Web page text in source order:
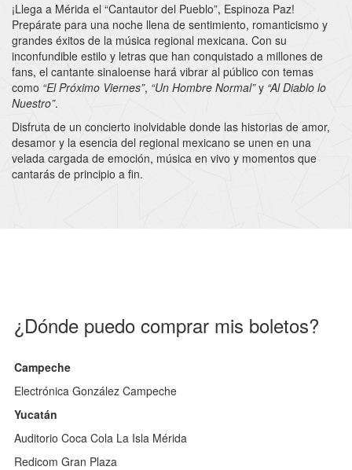
¡Llega a Mérida el “Cantautor del Pueblo”, Espinoza Paz!
Prepárate para una noche llena de sentimiento, romanticismo y
grandes éxitos de la música regional mexicana. Con su
inconfundible estilo y letras que han conquistado a millones de
fans, el cantante sinaloense hará vibrar al público con temas
como “El Próximo Viernes”, “Un Hombre Normal”y “Al Diablo lo
Nuestro”.
Disfruta de un concierto inolvidable donde las historias de amor,
desamor y la esencia del regional mexicano se unen en una
velada cargada de emoción, música en vivo y momentos que
cantarás de principio a fin.
¿Dónde puedo comprar mis boletos?
Campeche
Electrónica González Campeche
Yucatán
Auditorio Coca Cola La Isla Mérida
Redicom Gran Plaza